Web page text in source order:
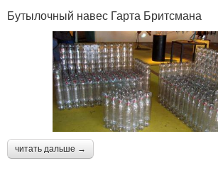
Бутылочный навес Гарта Бритсмана
читать дальше →